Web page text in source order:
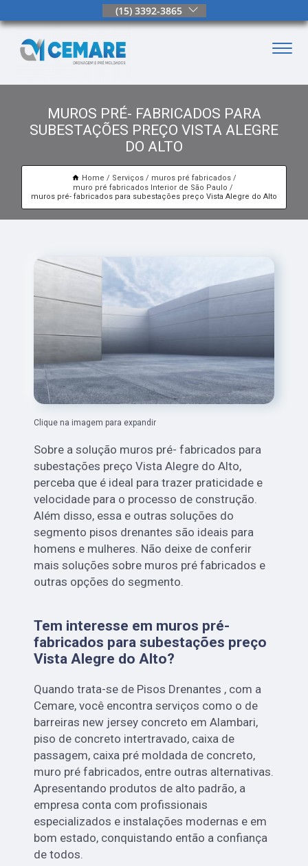
(15) 3392-3865
MUROS PRÉ- FABRICADOS PARA
SUBESTAÇÕES PREÇO VISTA ALEGRE
DO ALTO
Home Serviços
muros pré fabricados
muro pré fabricados Interior de São Paulo
muros pré- fabricados para subestações preço Vista Alegre do Alto
Clique na imagem para expandir
Sobre a solução muros pré- fabricados para
subestações preço Vista Alegre do Alto,
perceba que é ideal para trazer praticidade e
velocidade para o processo de construção.
Além disso, essa e outras soluções do
segmento pisos drenantes são ideais para
homens e mulheres. Não deixe de conferir
mais soluções sobre muros pré fabricados e
outras opções do segmento.
Tem interesse em muros pré-
fabricados para subestações preço
Vista Alegre do Alto?
Quando trata-se de Pisos Drenantes , com a
Cemare, você encontra serviços como o de
barreiras new jersey concreto em Alambari,
piso de concreto intertravado, caixa de
passagem, caixa pré moldada de concreto,
muro pré fabricados, entre outras alternativas.
Apresentando produtos de alto padrão, a
empresa conta com profissionais
especializados e instalações modernas e em
bom estado, conquistando então a confiança
de todos.